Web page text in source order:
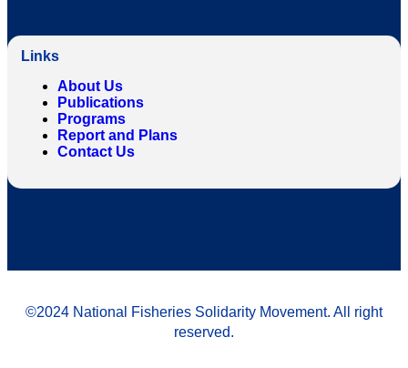
Links
About Us
Publications
Programs
Report and Plans
Contact Us
©2024 National Fisheries Solidarity Movement. All right
reserved.